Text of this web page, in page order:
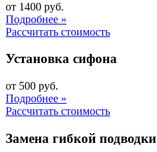
от 1400 руб.
Подробнее »
Рассчитать стоимость
Установка сифона
от 500 руб.
Подробнее »
Рассчитать стоимость
Замена гибкой подводки